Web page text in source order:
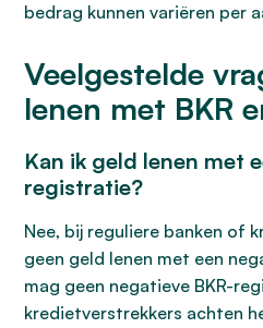
bedrag kunnen variëren per
Veelgestelde
lenen met BKR
Kan ik geld lenen met
registratie?
Nee, bij reguliere banken of
geen geld lenen met een
mag geen negatieve BKR-
kredietverstrekkers achten